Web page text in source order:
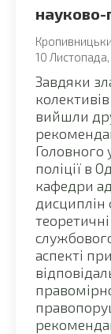
науково-
10
Завдяки
вийшли
Головного
поліції в
кафедри
аспекті